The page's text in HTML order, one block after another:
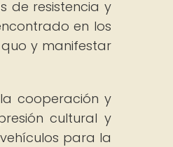
de resistencia y
en los
y manifestar
cooperación y
cultural y
para la